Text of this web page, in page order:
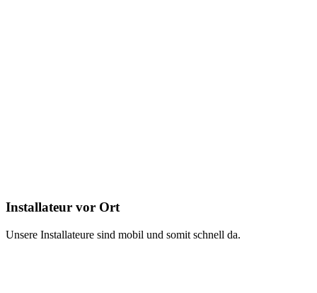
Installateur vor Ort
Unsere Installateure sind mobil und somit schnell da.